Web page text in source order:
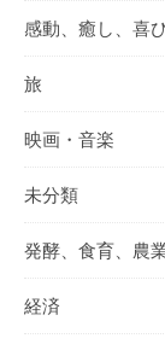
感動、癒し、喜
旅
映画・音楽
未分類
発酵、食育、農
経済